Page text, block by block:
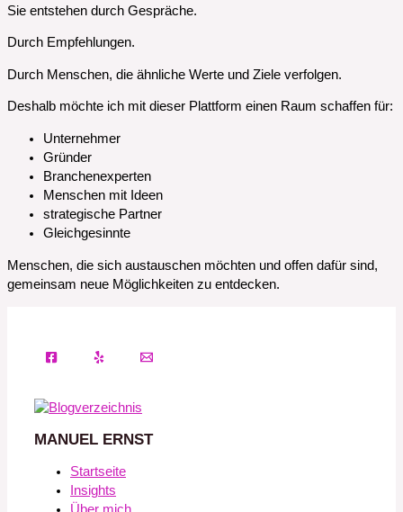
Sie entstehen durch Gespräche.
Durch Empfehlungen.
Durch Menschen, die ähnliche Werte und Ziele verfolgen.
Deshalb möchte ich mit dieser Plattform einen Raum schaffen für:
Unternehmer
Gründer
Branchenexperten
Menschen mit Ideen
strategische Partner
Gleichgesinnte
Menschen, die sich austauschen möchten und offen dafür sind,
gemeinsam neue Möglichkeiten zu entdecken.
MANUEL ERNST
Startseite
Insights